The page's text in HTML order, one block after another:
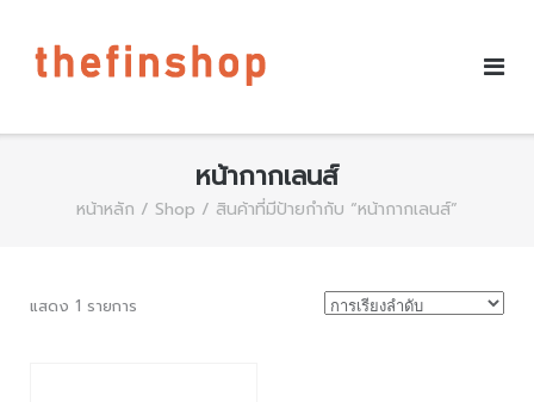
หน้ากากเลนส์
หน้าหลัก / Shop / สินค้าที่มีป้ายกำกับ “หน้ากากเลนส์”
แสดง 1 รายการ